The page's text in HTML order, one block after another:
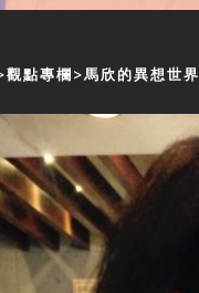
觀點專欄 馬欣的異想世界